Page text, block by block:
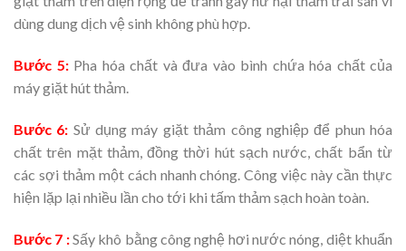
dùng dung dịch vệ sinh không phù hợp.
Bước 5:Pha hóa chất và đưa vào bình chứa hóa chất của
máy giặt hút thảm.
Bước 6: Sử dụng máy giặt thảm công nghiệp để phun hóa
chất trên mặt thảm, đồng thời hút sạch nước, chất bẩn từ
các sợi thảm một cách nhanh chóng. Công việc này cần thực
hiện lặp lại nhiều lần cho tới khi tấm thảm sạch hoàn toàn.
Bước 7 :Sấy khô bằng công nghệ hơi nước nóng, diệt khuẩn